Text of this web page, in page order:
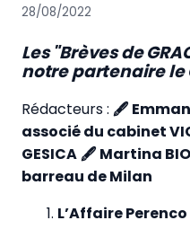
28/08/2022
Les "Brèves de
notre partenaire le
Rédacteurs : 🖋
associé du cabinet
GESICA 🖋 Martina
barreau de Milan
L’Affaire Perenco